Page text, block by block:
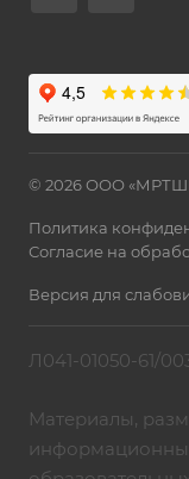
© 2026 ООО
Политика
Согласие на
Версия для
Л041-01050-61/
Материалы,